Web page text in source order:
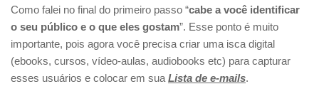
Como falei no final do primeiro passo “cabe a você identificar
o seu público e o que eles gostam”. Esse ponto é muito
importante, pois agora você precisa criar uma isca digital
(ebooks, cursos, vídeo-aulas, audiobooks etc) para capturar
esses usuários e colocar em sua Lista de e-mails.